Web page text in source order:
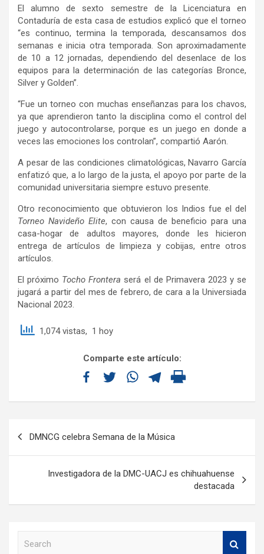
El alumno de sexto semestre de la Licenciatura en
Contaduría de esta casa de estudios explicó que el torneo
“es continuo, termina la temporada, descansamos dos
semanas e inicia otra temporada. Son aproximadamente
de 10 a 12 jornadas, dependiendo del desenlace de los
equipos para la determinación de las categorías Bronce,
Silver y Golden”.
“Fue un torneo con muchas enseñanzas para los chavos,
ya que aprendieron tanto la disciplina como el control del
juego y autocontrolarse, porque es un juego en donde a
veces las emociones los controlan”, compartió Aarón.
A pesar de las condiciones climatológicas, Navarro García
enfatizó que, a lo largo de la justa, el apoyo por parte de la
comunidad universitaria siempre estuvo presente.
Otro reconocimiento que obtuvieron los Indios fue el del
Torneo Navideño Elite, con causa de beneficio para una
casa-hogar de adultos mayores, donde les hicieron
entrega de artículos de limpieza y cobijas, entre otros
artículos.
El próximo Tocho Frontera será el de Primavera 2023 y se
jugará a partir del mes de febrero, de cara a la Universiada
Nacional 2023.
1,074 vistas, 1 hoy
Comparte este artículo:
DMNCG celebra Semana de la Música
Investigadora de la DMC-UACJ es chihuahuense
destacada